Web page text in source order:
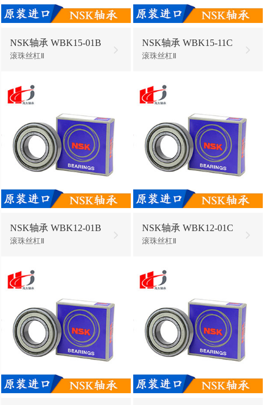
NSK轴承 WBK15-01B
滚珠丝杠Ⅱ
NSK轴承 WBK15-11C
滚珠丝杠Ⅱ
NSK轴承 WBK12-01B
滚珠丝杠Ⅱ
NSK轴承 WBK12-01C
滚珠丝杠Ⅱ